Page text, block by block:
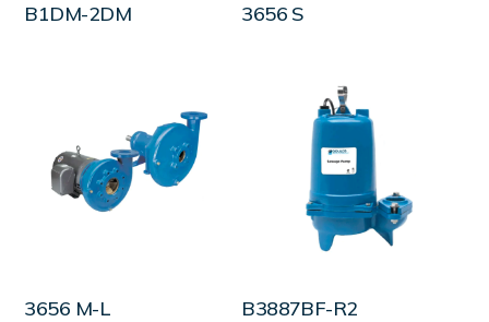
B1DM-2DM 3656 S
3656 M-L B3887BF-R2